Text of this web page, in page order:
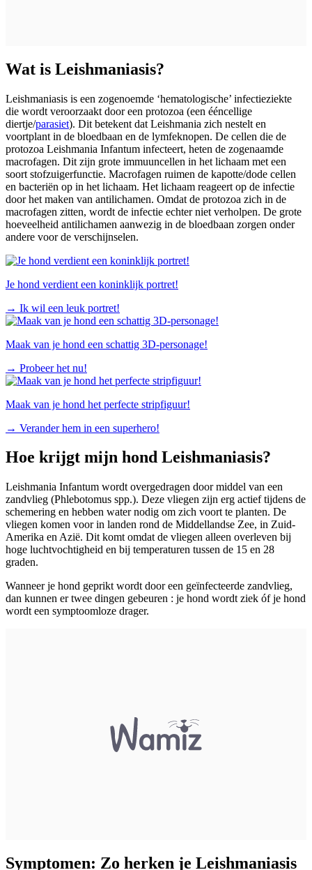
Wat is Leishmaniasis?
Leishmaniasis is een zogenoemde ‘hematologische’ infectieziekte
die wordt veroorzaakt door een protozoa (een ééncellige
diertje/parasiet). Dit betekent dat Leishmania zich nestelt en
voortplant in de bloedbaan en de lymfeknopen. De cellen die de
protozoa Leishmania Infantum infecteert, heten de zogenaamde
macrofagen. Dit zijn grote immuuncellen in het lichaam met een
soort stofzuigerfunctie. Macrofagen ruimen de kapotte/dode cellen
en bacteriën op in het lichaam. Het lichaam reageert op de infectie
door het maken van antilichamen. Omdat de protozoa zich in de
macrofagen zitten, wordt de infectie echter niet verholpen. De grote
hoeveelheid antilichamen aanwezig in de bloedbaan zorgen onder
andere voor de verschijnselen.
Je hond verdient een koninklijk portret!
→ Ik wil een leuk portret!
Maak van je hond een schattig 3D-personage!
→ Probeer het nu!
Maak van je hond het perfecte stripfiguur!
→ Verander hem in een superhero!
Hoe krijgt mijn hond Leishmaniasis?
Leishmania Infantum wordt overgedragen door middel van een
zandvlieg (Phlebotomus spp.). Deze vliegen zijn erg actief tijdens de
schemering en hebben water nodig om zich voort te planten. De
vliegen komen voor in landen rond de Middellandse Zee, in Zuid-
Amerika en Azië. Dit komt omdat de vliegen alleen overleven bij
hoge luchtvochtigheid en bij temperaturen tussen de 15 en 28
graden.
Wanneer je hond geprikt wordt door een geïnfecteerde zandvlieg,
dan kunnen er twee dingen gebeuren : je hond wordt ziek óf je hond
wordt een symptoomloze drager.
Symptomen: Zo herken je Leishmaniasis